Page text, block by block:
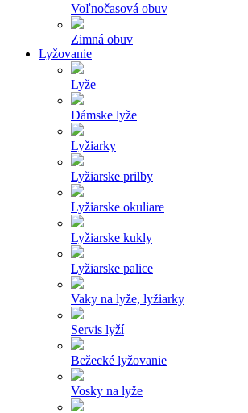
Voľnočasová obuv
Zimná obuv
Lyžovanie
Lyže
Dámske lyže
Lyžiarky
Lyžiarske prilby
Lyžiarske okuliare
Lyžiarske kukly
Lyžiarske palice
Vaky na lyže, lyžiarky
Servis lyží
Bežecké lyžovanie
Vosky na lyže